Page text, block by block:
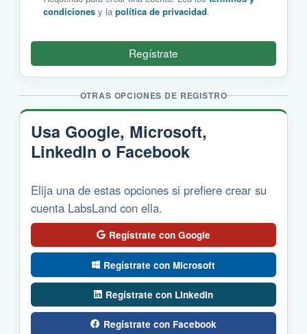
condiciones y la política de privacidad.
Regístrate
OTRAS OPCIONES DE REGISTRO
Usa Google, Microsoft,
LinkedIn o Facebook
Elija una de estas opciones si prefiere crear su
cuenta LabsLand con ella.
Regístrate con Google
Regístrate con Microsoft
Regístrate con LinkedIn
Regístrate con Facebook